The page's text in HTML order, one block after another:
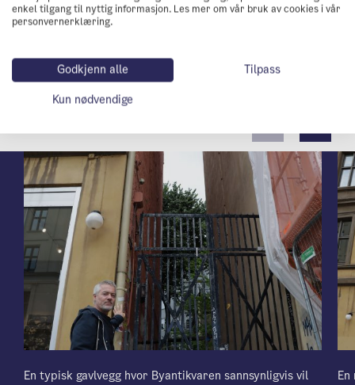
Det vil si at andre vegger som gavlvegg, portrom og
store konsekvenser for bygningnens arkitektur.
En typisk gavlvegg hvor Byantikvaren sannsynligvis vil
enkel tilgang til nyttig informasjon. Les mer om vår bruk av cookies i vår
personvernerklæring.
Godkjenn alle
Tilpass
Kun nødvendige